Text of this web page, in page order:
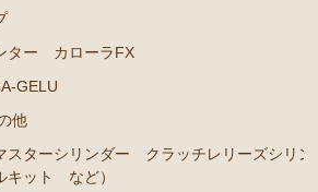
ター カローラFX
GELU
他
スターシリンダー クラッチレリーズシリン
ット など）